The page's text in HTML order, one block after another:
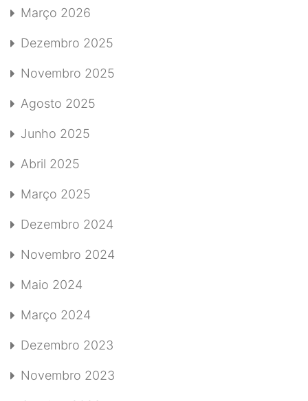
Março 2026
Dezembro 2025
Novembro 2025
Agosto 2025
Junho 2025
Abril 2025
Março 2025
Dezembro 2024
Novembro 2024
Maio 2024
Março 2024
Dezembro 2023
Novembro 2023